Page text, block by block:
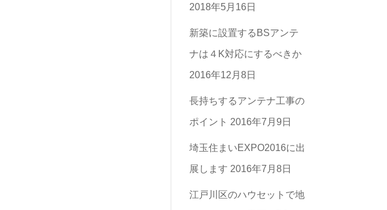
リ
ー
一
覧
2018年5月16日
新築に設置するBSアンテ
ナは４K対応にするべきか
2016年12月8日
長持ちするアンテナ工事の
ポイント 2016年7月9日
埼玉住まいEXPO2016に出
展します 2016年7月8日
江戸川区のハウセットで地